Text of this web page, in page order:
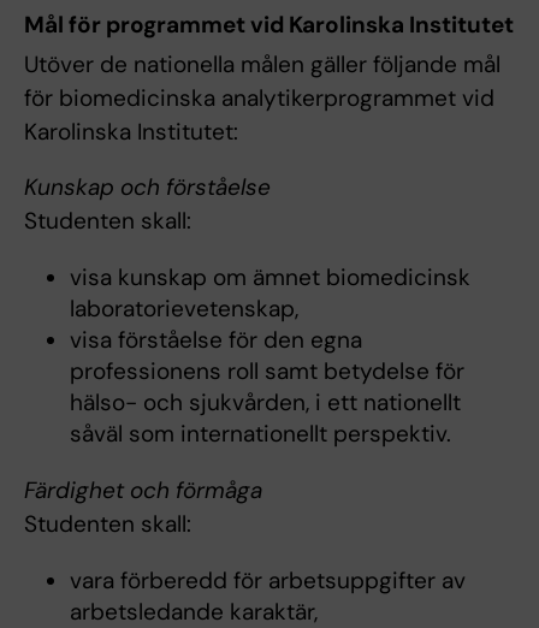
Mål för programmet vid Karolinska Institutet
Utöver de nationella målen gäller följande mål
för biomedicinska analytikerprogrammet vid
Karolinska Institutet:
Kunskap och förståelse
Studenten skall:
visa kunskap om ämnet biomedicinsk
laboratorievetenskap,
visa förståelse för den egna
professionens roll samt betydelse för
hälso- och sjukvården, i ett nationellt
såväl som internationellt perspektiv.
Färdighet och förmåga
Studenten skall:
vara förberedd för arbetsuppgifter av
arbetsledande karaktär,